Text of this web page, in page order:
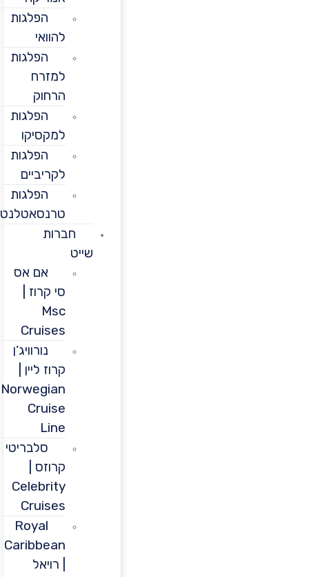
הפלגות
הפלגות
למזרח
הרחוק
הפלגות
למקסיקו
הפלגות
לקריביים
הפלגות
טרנסאטלנטיות
חברות
אם אס
סי קרוז |
Cruises
נורוויג’ן
קרוז ליין |
Norwegian
Cruise
סלבריטי
קרוזס |
Celebrity
Cruises
Royal
Caribbean